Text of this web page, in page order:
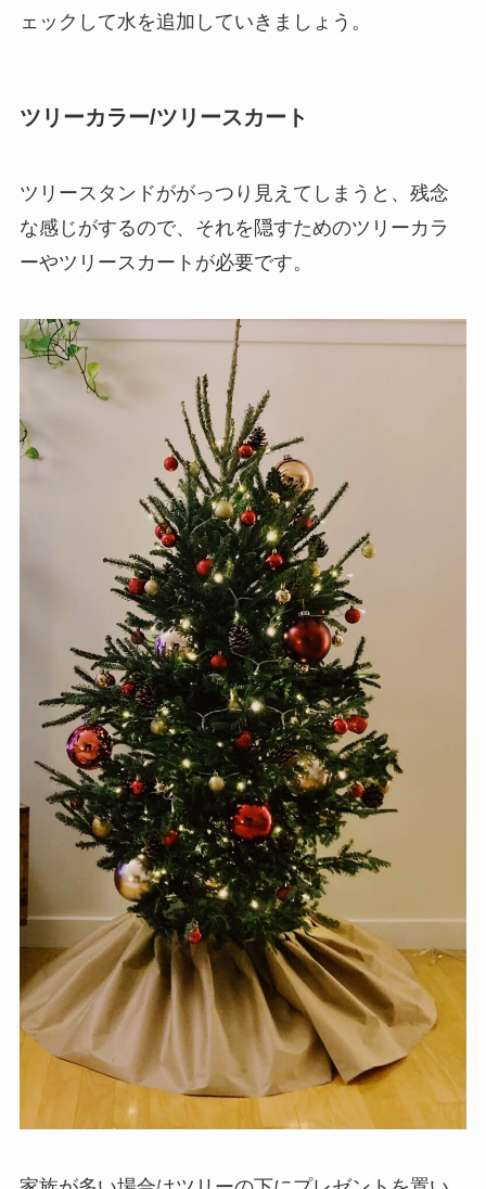
ェックして水を追加していきましょう。
ツリーカラー/ツリースカート
ツリースタンドががっつり見えてしまうと、残念
な感じがするので、それを隠すためのツリーカラ
ーやツリースカートが必要です。